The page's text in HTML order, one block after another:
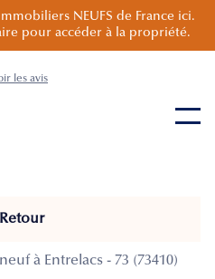
NEUFS de France ici.
pour accéder à la propriété.
les avis
à Entrelacs - 73 (73410)